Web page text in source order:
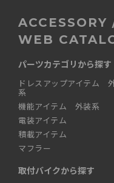
ACCESSORY
WEB
パーツカテゴリから探す
ドレスアップアイテム
系
機能アイテム 外装系
電装アイテム
積載アイテム
マフラー
取付バイクから探す